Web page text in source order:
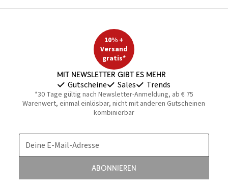
10% +
Versand
gratis*
Mit Newsletter gibt es mehr
Gutscheine Sales Trends
*30 Tage gültig nach Newsletter-Anmeldung, ab € 75
Warenwert, einmal einlösbar, nicht mit anderen Gutscheinen
kombinierbar
Deine E-Mail-Adresse
Abonnieren